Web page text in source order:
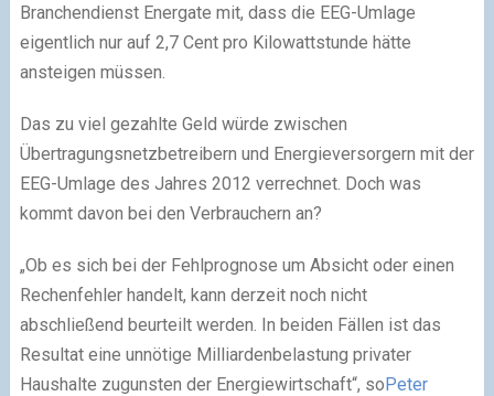
Branchendienst Energate mit, dass die EEG-Umlage
eigentlich nur auf 2,7 Cent pro Kilowattstunde hätte
ansteigen müssen.
Das zu viel gezahlte Geld würde zwischen
Übertragungsnetzbetreibern und Energieversorgern mit der
EEG-Umlage des Jahres 2012 verrechnet. Doch was
kommt davon bei den Verbrauchern an?
„Ob es sich bei der Fehlprognose um Absicht oder einen
Rechenfehler handelt, kann derzeit noch nicht
abschließend beurteilt werden. In beiden Fällen ist das
Resultat eine unnötige Milliardenbelastung privater
Haushalte zugunsten der Energiewirtschaft“, soPeter